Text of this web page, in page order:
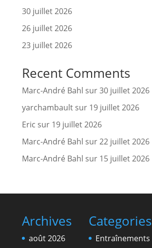
30 juillet 2026
26 juillet 2026
23 juillet 2026
Recent Comments
Marc-André Bahl sur30 juillet 2026
yarchambaultsur 19 juillet 2026
Eric sur 19 juillet 2026
Marc-André Bahl sur22 juillet 2026
Marc-André Bahl sur 15 juillet 2026
Archives
août 2026
Categories
Entraînements